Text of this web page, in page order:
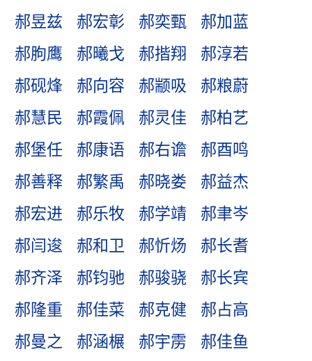
郝昱兹
郝宏彰 郝奕甄
郝加蓝
郝朐鹰
郝曦戈 郝揩翔
郝淳若
郝砚烽
郝向容 郝颛吸
郝粮蔚
郝慧民
郝霞佩 郝灵佳
郝柏艺
郝堡任
郝康语 郝右谵
郝酉鸣
郝善释
郝繁禹 郝晓娄
郝益杰
郝宏进
郝乐牧 郝学靖
郝聿岑
郝闫逡
郝和卫 郝忻炀
郝长耆
郝齐泽
郝钧驰 郝骏骁
郝长宾
郝隆重
郝佳菜 郝克健
郝占高
郝曼之
郝涵榐 郝宇雳
郝佳鱼